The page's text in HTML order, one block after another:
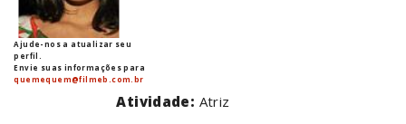
Ajude-nos a atualizar seu
perfil.
Envie suas informações para
quemequem@filmeb.com.br
Atividade: Atriz